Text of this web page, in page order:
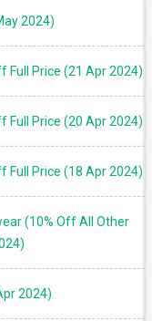
2024)
Full Price (21 Apr 2024)
Full Price (20 Apr 2024)
Full Price (18 Apr 2024)
(10% Off All Other
2024)